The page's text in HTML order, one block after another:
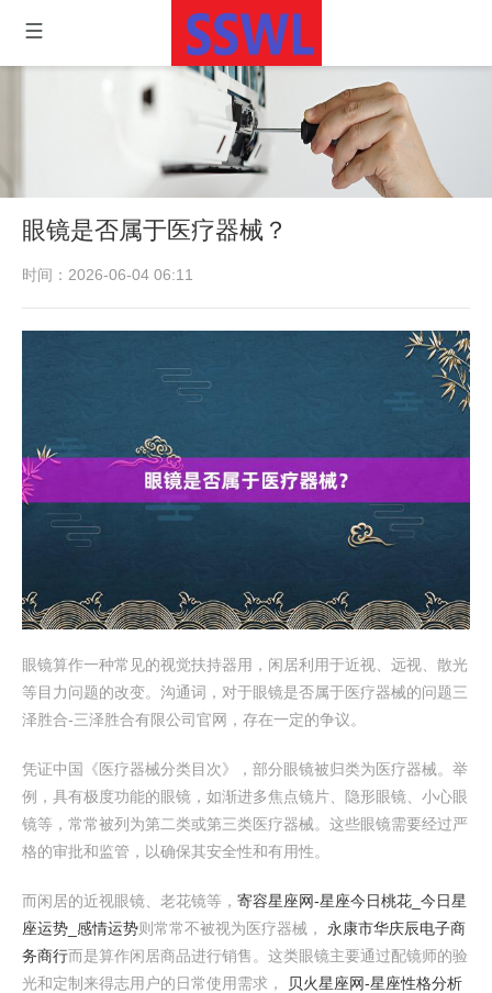
眼镜是否属于医疗器械？
时间：2026-06-04 06:11
眼镜算作一种常见的视觉扶持器用，闲居利用于近视、远视、散光
等目力问题的改变。沟通词，对于眼镜是否属于医疗器械的问题三
泽胜合-三泽胜合有限公司官网，存在一定的争议。
凭证中国《医疗器械分类目次》，部分眼镜被归类为医疗器械。举
例，具有极度功能的眼镜，如渐进多焦点镜片、隐形眼镜、小心眼
镜等，常常被列为第二类或第三类医疗器械。这些眼镜需要经过严
格的审批和监管，以确保其安全性和有用性。
而闲居的近视眼镜、老花镜等， 寄容星座网-星座今日桃花_今日星
座运势_感情运势则常常不被视为医疗器械， 永康市华庆辰电子商
务商行而是算作闲居商品进行销售。这类眼镜主要通过配镜师的验
光和定制来得志用户的日常使用需求，
贝火星座网-星座性格分析